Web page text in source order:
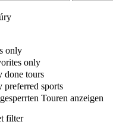
only
only
done tours
preferred sports
Touren anzeigen
filter